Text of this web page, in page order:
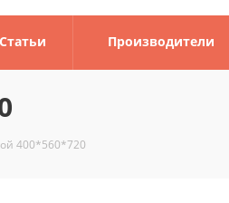
Статьи Производители
400*560*720